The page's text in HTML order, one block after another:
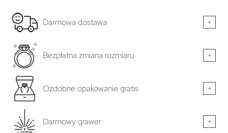
Darmowa dostawa +
Bezpłatna zmiana rozmiaru +
Ozdobne opakowanie gratis +
Darmowy grawer +